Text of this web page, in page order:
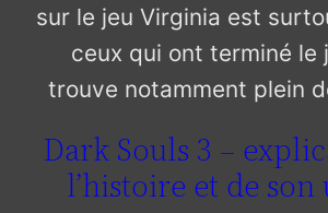
sur le jeu Virginia est
ceux qui ont terminé le
trouve notamment plein
Dark Souls 3 –
l’histoire et de son